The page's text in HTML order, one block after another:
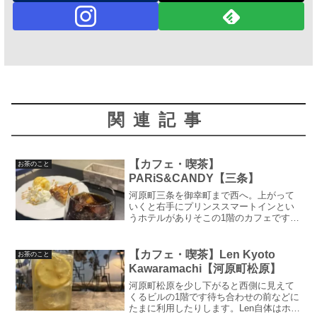
関連記事
お茶のこと
【カフェ・喫茶】
PARiS&CANDY【三条】
河原町三条を御幸町まで西へ。上がって
いくと右手にプリンススマートインとい
うホテルがありそこの1階のカフェです何
わそわします写真OKでした！では書いて
いきますホテル併設の...
お茶のこと
【カフェ・喫茶】Len Kyoto
Kawaramachi【河原町松原】
河原町松原を少し下がると西側に見えて
くるビルの1階です待ち合わせの前などに
たまに利用したりします。Len自体はホス